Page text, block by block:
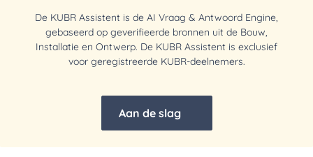
De KUBR Assistent is de AI Vraag & Antwoord Engine,
gebaseerd op geverifieerde bronnen uit de Bouw,
Installatie en Ontwerp. De KUBR Assistent is exclusief
voor geregistreerde KUBR-deelnemers.
Aan de slag